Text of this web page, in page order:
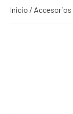
Inicio / Accesorios